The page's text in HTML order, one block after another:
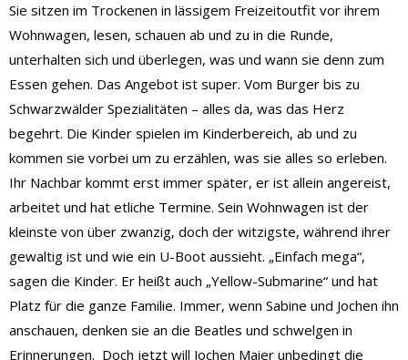
Sie sitzen im Trockenen in lässigem Freizeitoutfit vor ihrem
Wohnwagen, lesen, schauen ab und zu in die Runde,
unterhalten sich und überlegen, was und wann sie denn zum
Essen gehen. Das Angebot ist super. Vom Burger bis zu
Schwarzwälder Spezialitäten – alles da, was das Herz
begehrt. Die Kinder spielen im Kinderbereich, ab und zu
kommen sie vorbei um zu erzählen, was sie alles so erleben.
Ihr Nachbar kommt erst immer später, er ist allein angereist,
arbeitet und hat etliche Termine. Sein Wohnwagen ist der
kleinste von über zwanzig, doch der witzigste, während ihrer
gewaltig ist und wie ein U-Boot aussieht. „Einfach mega“,
sagen die Kinder. Er heißt auch „Yellow-Submarine“ und hat
Platz für die ganze Familie. Immer, wenn Sabine und Jochen ihn
anschauen, denken sie an die Beatles und schwelgen in
Erinnerungen. Doch jetzt will Jochen Maier unbedingt die